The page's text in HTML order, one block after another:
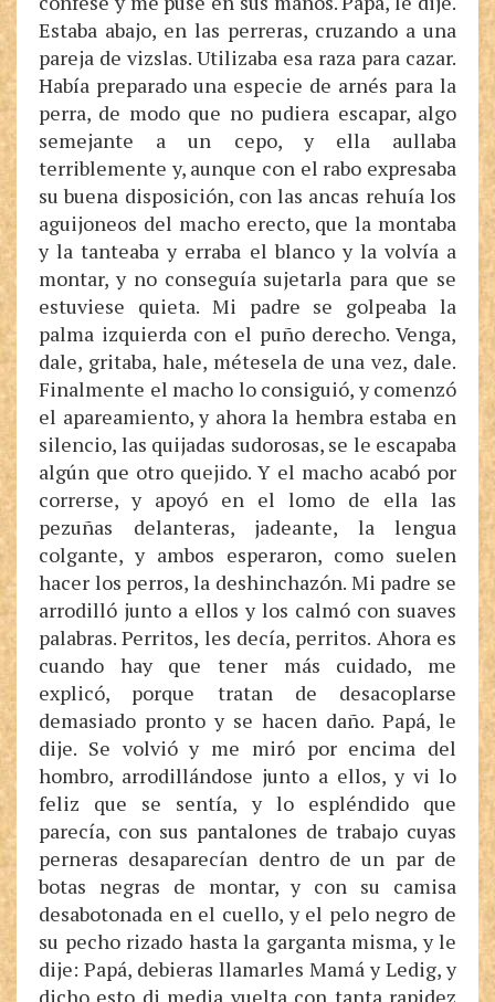
Estaba abajo, en las perreras, cruzando a una
pareja de vizslas. Utilizaba esa raza para cazar.
Había preparado una especie de arnés para la
perra, de modo que no pudiera escapar, algo
semejante a un cepo, y ella aullaba
terriblemente y, aunque con el rabo expresaba
su buena disposición, con las ancas rehuía los
aguijoneos del macho erecto, que la montaba
y la tanteaba y erraba el blanco y la volvía a
montar, y no conseguía sujetarla para que se
estuviese quieta. Mi padre se golpeaba la
palma izquierda con el puño derecho. Venga,
dale, gritaba, hale, métesela de una vez, dale.
Finalmente el macho lo consiguió, y comenzó
el apareamiento, y ahora la hembra estaba en
silencio, las quijadas sudorosas, se le escapaba
algún que otro quejido. Y el macho acabó por
correrse, y apoyó en el lomo de ella las
pezuñas delanteras, jadeante, la lengua
colgante, y ambos esperaron, como suelen
hacer los perros, la deshinchazón. Mi padre se
arrodilló junto a ellos y los calmó con suaves
palabras. Perritos, les decía, perritos. Ahora es
cuando hay que tener más cuidado, me
explicó, porque tratan de desacoplarse
demasiado pronto y se hacen daño. Papá, le
dije. Se volvió y me miró por encima del
hombro, arrodillándose junto a ellos, y vi lo
feliz que se sentía, y lo espléndido que
parecía, con sus pantalones de trabajo cuyas
perneras desaparecían dentro de un par de
botas negras de montar, y con su camisa
desabotonada en el cuello, y el pelo negro de
su pecho rizado hasta la garganta misma, y le
dije: Papá, debieras llamarles Mamá y Ledig, y
dicho esto di media vuelta con tanta rapidez